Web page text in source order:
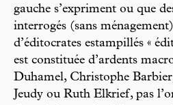
gauche s’expriment ou que
interrogés (sans
d’éditocrates estampillés «
est constituée d’ardents
Duhamel, Christophe
Jeudy ou Ruth Elkrief, pas